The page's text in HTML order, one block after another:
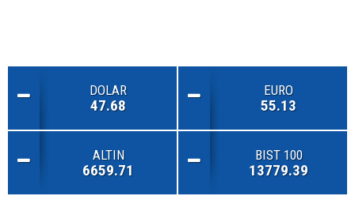
DOLAR
47.68
EURO
55.13
ALTIN
6659.71
BIST 100
13779.39